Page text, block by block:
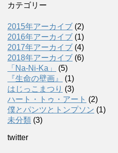
カテゴリー
2015年アーカイブ (2)
2016年アーカイブ (1)
2017年アーカイブ (4)
2018年アーカイブ (6)
「Na-Ni-Ka」
(5)
『生命の壁画』
(1)
はじっこまつり (3)
ハート・トゥ・アート (2)
僕とパンツとトンプソン (1)
未分類 (3)
twitter